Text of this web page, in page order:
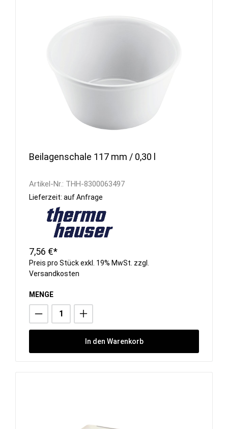
Beilagenschale 117 mm / 0,30 l
Artikel-Nr.: THH-8300063497
Lieferzeit: auf Anfrage
7,56 €*
Preis pro Stück exkl. 19% MwSt. zzgl.
Versandkosten
MENGE
In den Warenkorb